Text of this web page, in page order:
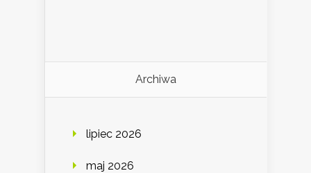
Archiwa
lipiec 2026
maj 2026